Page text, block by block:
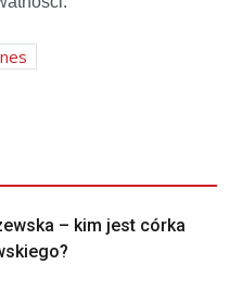
– kim jest córka